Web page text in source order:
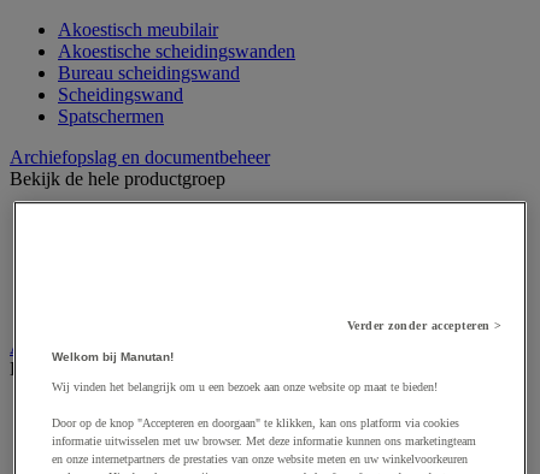
Akoestisch meubilair
Akoestische scheidingswanden
Bureau scheidingswand
Scheidingswand
Spatschermen
Archiefopslag en documentbeheer
Bekijk de hele productgroep
Audiovisueel
Bekijk de hele productgroep
Audio- en Hi-Fi-apparatuur
Dynamisch en interactief weergavesysteem
Verder zonder accepteren >
Welkom bij Manutan!
Wij vinden het belangrijk om u een bezoek aan onze website op maat te bieden!
Door op de knop "Accepteren en doorgaan" te klikken, kan ons platform via cookies
informatie uitwisselen met uw browser. Met deze informatie kunnen ons marketingteam
en onze internetpartners de prestaties van onze website meten en uw winkelvoorkeuren